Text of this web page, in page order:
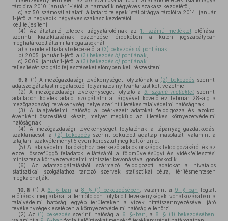
tárolóira 2010. január 1-jétől, a harmadik négyéves szakasz kezdetétől,
c) az 50 számosállat alatti állattartó telepek istállótrágya tárolóira 2014. január
1-jétől a negyedik négyéves szakasz kezdetétől
kell teljesíteni.
(4) Az állattartó telepek trágyatárolóinak az1. számú mellékletelőírásai
szerinti kialakításának ösztönzése érdekében a külön jogszabályban
meghatározott állami támogatásoknál
a) a rendelet hatálybalépésétől a (3) bekezdés a) pontjának
b) 2005. január 1-jétől a (3) bekezdés b) pontjának
c) 2009. január 1-jétől a (3) bekezdés c) pontjának
teljesítését szolgáló fejlesztéseket előnyben kell részesíteni.
9. § (1) A mezőgazdasági tevékenységet folytatónak a (2) bekezdés szerinti
adatszolgáltatást megalapozó, folyamatos nyilvántartást kell vezetnie.
(2) A mezőgazdasági tevékenységet folytató a 3. számú mellékletszerinti
adatlapon köteles adatot szolgáltatni a tárgyévet követő év február 28-áig a
mezőgazdasági tevékenység helye szerint illetékes talajvédelmi hatóságnak.
(3) A talajvédelmi hatóság a beérkezett adatokat feldolgozza és azokról
évenként összesítést készít, melyet megküld az illetékes környezetvédelmi
hatóságnak.
(4) A mezőgazdasági tevékenységet folytatónak a tápanyag-gazdálkodási
szaktanácsot, a
(2) bekezdésszerint beküldött adatlap másolatát, valamint a
talajtani szakvéleményt 5 éven keresztül meg kell őriznie.
(5) A talajvédelmi hatósághoz beérkező adatok országos feldolgozásáról és az
ezzel összefüggő feladatok ellátásáról a földművelésügyi és vidékfejlesztési
miniszter a környezetvédelmi miniszter bevonásával gondoskodik.
(6) Az adatszolgáltatásból származó feldolgozott adatokat a hivatalos
statisztikai szolgálathoz tartozó szervek statisztikai célra, térítésmentesen
megkaphatják.
10. § (1) A 6. §-ban , a 8. § (1) bekezdésében , valamint a 9. §-ban foglalt
előírások megtartását a termőföldön folytatott tevékenységek vonatkozásában a
talajvédelmi hatóság, egyéb területeken a vizek nitrátszennyezésével járó
tevékenységek esetében a környezetvédelmi hatóság ellenőrzi.
(2) Az (1) bekezdés szerinti hatóság a 6. §-ban , a 8. § (1) bekezdésében